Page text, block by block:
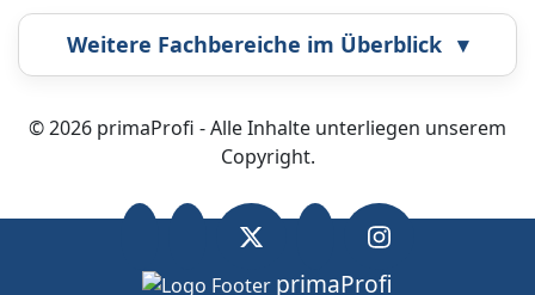
Weitere Fachbereiche im Überblick ▾
Airbrush Bestatter
Callcenter Coaching
Fahrzeugortung
© 2026 primaProfi - Alle Inhalte unterliegen unserem
Copyright.
primaProfi